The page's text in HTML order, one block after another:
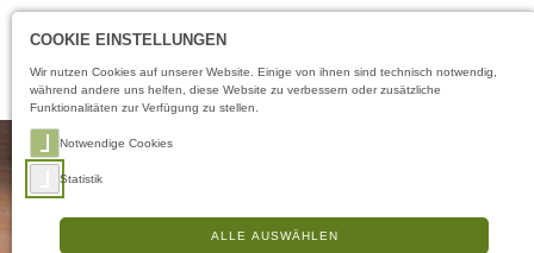
Öffnungszeiten
COOKIE EINSTELLUNGEN
Wir nutzen Cookies auf unserer Website. Einige von ihnen sind technisch notwendig,
während andere uns helfen, diese Website zu verbessern oder zusätzliche
Funktionalitäten zur Verfügung zu stellen.
Notwendige Cookies
Statistik
ALLE AUSWÄHLEN